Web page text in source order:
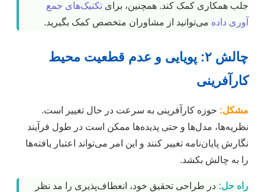
جلب همکاری کمک کند. همچنین، برای تکنیک‌های جمع
آوری داده می‌توانید از مشاوران متخصص کمک بگیرید.
چالش ۲: پویایی و عدم قطعیت محیط
کارآفرینی
مشکل: حوزه کارآفرینی به سرعت در حال تغییر است.
نظریه‌ها، مدل‌ها و حتی پدیده‌ها ممکن است در طول فرآیند
نگارش پایان‌نامه تغییر کنند و این امر می‌تواند اعتبار یافته‌ها
را به چالش بکشد.
راه حل: در طراحی تحقیق خود، انعطاف‌پذیری را مد نظر